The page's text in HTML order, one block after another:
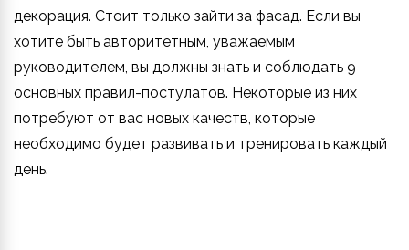
декорация. Стоит только зайти за фасад. Если вы
хотите быть авторитетным, уважаемым
руководителем, вы должны знать и соблюдать 9
основных правил-постулатов. Некоторые из них
потребуют от вас новых качеств, которые
необходимо будет развивать и тренировать каждый
день.